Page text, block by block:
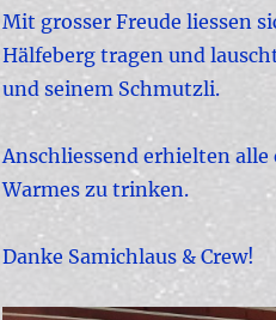
Mit grosser Freude liessen
Hälfeberg tragen und
und seinem Schmutzli.
Anschliessend erhielten
Warmes zu trinken.
Danke Samichlaus & Crew!